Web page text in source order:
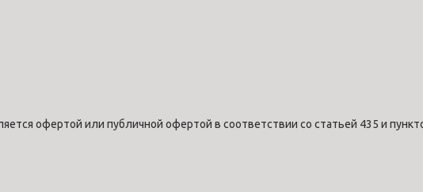
офертой или публичной офертой в соответствии со статьей 435 и